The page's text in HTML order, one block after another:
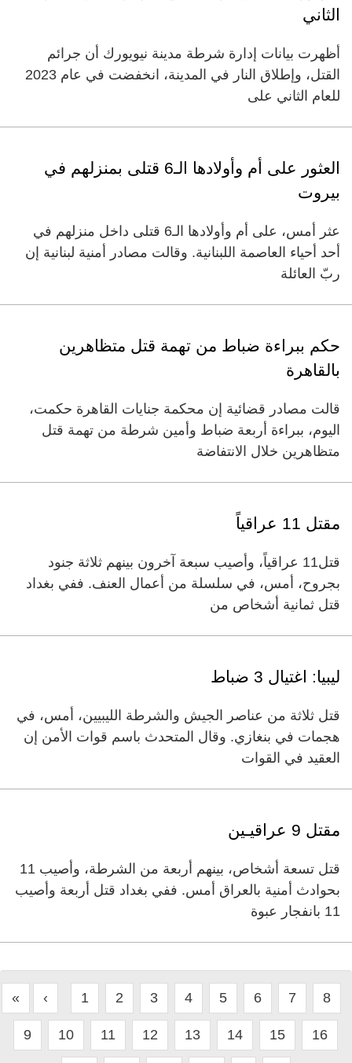
الثاني
أظهرت بيانات إدارة شرطة مدينة نيويورك أن جرائم
القتل، وإطلاق النار في المدينة، انخفضت في عام 2023
للعام الثاني على
العثور على أم وأولادها الـ6 قتلى بمنزلهم في
بيروت
عثر أمس، على أم وأولادها الـ6 قتلى داخل منزلهم في
أحد أحياء العاصمة اللبنانية. وقالت مصادر أمنية لبنانية إن
ربّ العائلة
حكم ببراءة ضباط من تهمة قتل متظاهرين
بالقاهرة
قالت مصادر قضائية إن محكمة جنايات القاهرة حكمت،
اليوم، ببراءة أربعة ضباط وأمين شرطة من تهمة قتل
متظاهرين خلال الانتفاضة
مقتل 11 عراقياً
قتل11 عراقياً، وأصيب سبعة آخرون بينهم ثلاثة جنود
بجروح، أمس، في سلسلة من أعمال العنف. ففي بغداد
قتل ثمانية أشخاص من
ليبيا: اغتيال 3 ضباط
قتل ثلاثة من عناصر الجيش والشرطة الليبيين، أمس، في
هجمات في بنغازي. وقال المتحدث باسم قوات الأمن إن
العقيد في القوات
مقتل 9 عراقيـين
قتل تسعة أشخاص، بينهم أربعة من الشرطة، وأصيب 11
بحوادث أمنية بالعراق أمس. ففي بغداد قتل أربعة وأصيب
11 بانفجار عبوة
« ‹ 1 2 3 4 5 6 7 8
9 10 11 12 13 14 15 16